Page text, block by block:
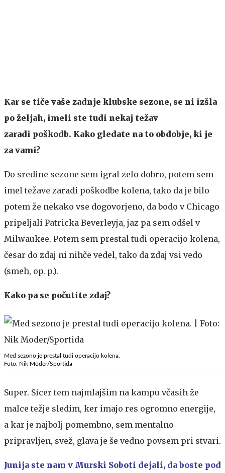
Kar se tiče vaše zadnje klubske sezone, se ni izšla
po željah, imeli ste tudi nekaj težav
zaradi poškodb. Kako gledate na to obdobje, ki je
za vami?
Do sredine sezone sem igral zelo dobro, potem sem
imel težave zaradi poškodbe kolena, tako da je bilo
potem že nekako vse dogovorjeno, da bodo v Chicago
pripeljali Patricka Beverleyja, jaz pa sem odšel v
Milwaukee. Potem sem prestal tudi operacijo kolena,
česar do zdaj ni nihče vedel, tako da zdaj vsi vedo
(smeh, op. p.).
Kako pa se počutite zdaj?
Med sezono je prestal tudi operacijo kolena.
Foto: Nik Moder/Sportida
Super. Sicer tem najmlajšim na kampu včasih že
malce težje sledim, ker imajo res ogromno energije,
a kar je najbolj pomembno, sem mentalno
pripravljen, svež, glava je še vedno povsem pri stvari.
Junija ste nam v Murski Soboti dejali, da boste pod